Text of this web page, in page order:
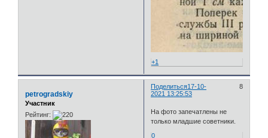
+1
Поделиться 8
17-10-
2021 13:25:53
petrogradskiy
Участник
Рейтинг:
На фото запечатлены не
только младшие советники.
0